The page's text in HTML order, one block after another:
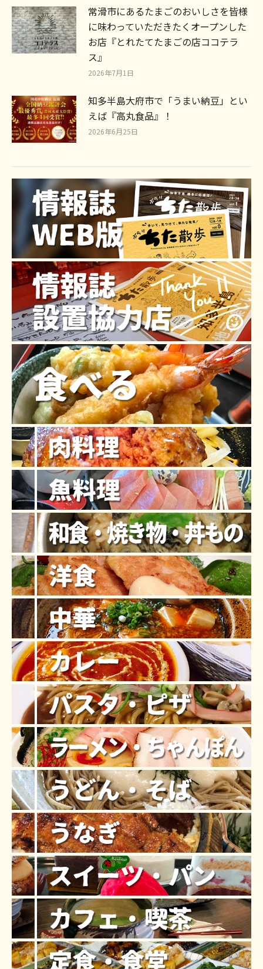
常滑市にあるたまごのおいしさを皆様
に味わっていただきたくオープンした
お店『とれたてたまごの店ココテラ
ス』
2026年7月1日
知多半島大府市で「うまい納豆」とい
えば『高丸食品』！
2026年6月25日